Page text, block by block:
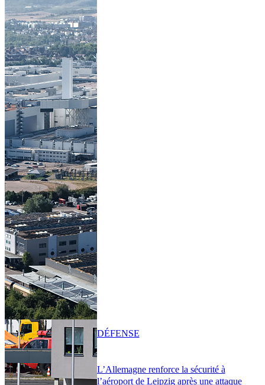
L’Allemagne renforce la sécurité à
l’aéroport de Leipzig après une attaque
DÉFENSE